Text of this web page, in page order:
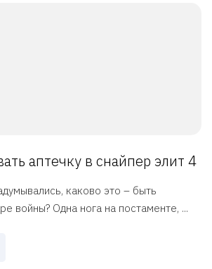
аптечку в снайпер элит 4
каково это – быть
войны? Одна нога на постаменте, ...